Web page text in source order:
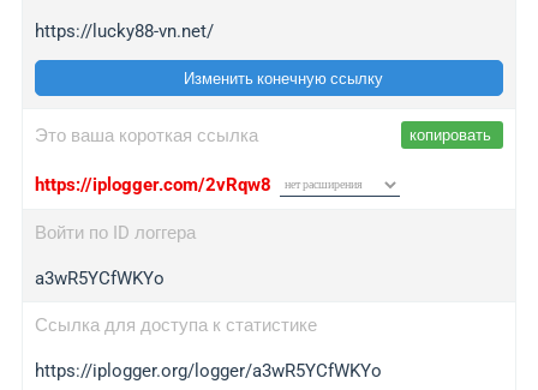
https://lucky88-vn.net/
Изменить конечную ссылку
Это ваша короткая ссылка копировать
https://iplogger.com/2vRqw8
Войти по ID логгера
a3wR5YCfWKYo
Ссылка для доступа к статистике
https://iplogger.org/logger/a3wR5YCfWKYo